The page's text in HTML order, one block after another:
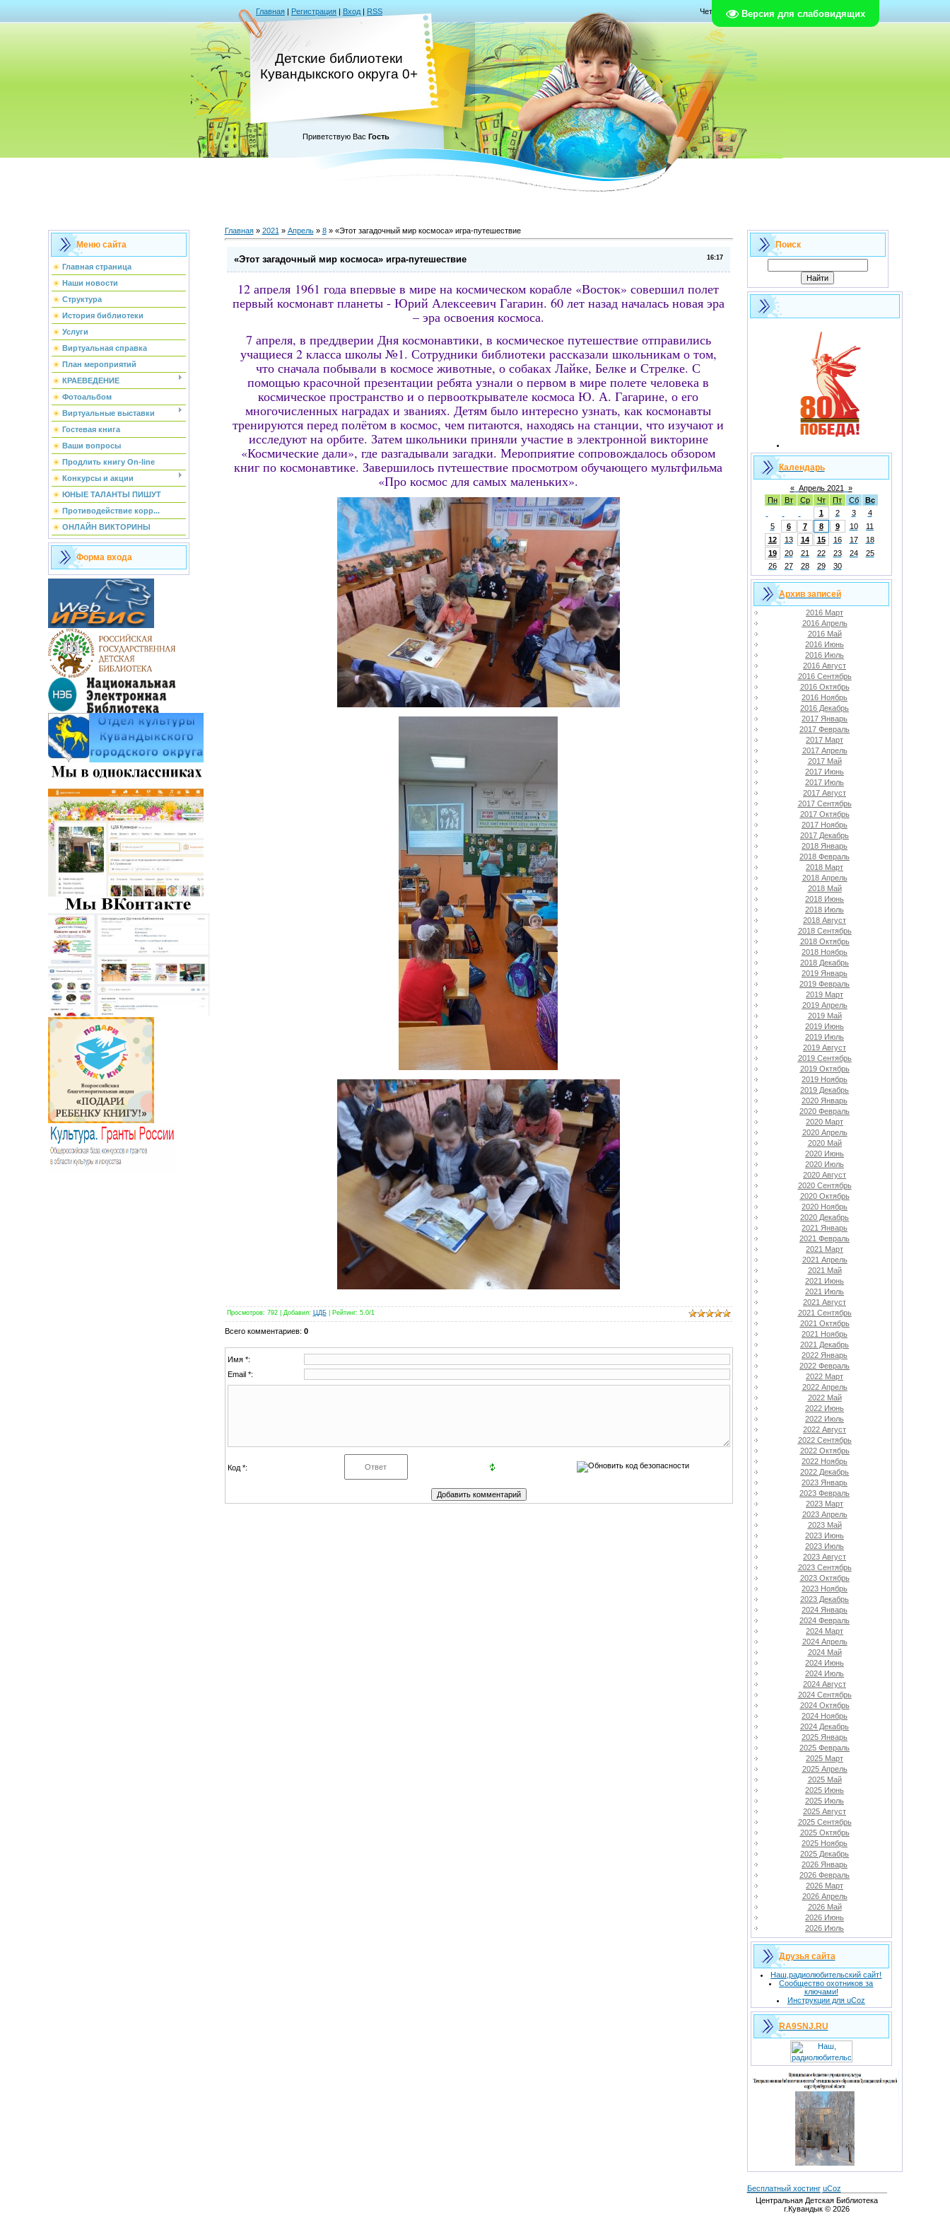
Версия для слабовидящих
Главная | Регистрация | Вход | RSS Четверг, 06.08.2026, 21:49
Детские библиотеки
Кувандыкского округа 0+
Приветствую Вас Гость
Меню сайта
Главная страница
Наши новости
Структура
История библиотеки
Услуги
Виртуальная справка
План мероприятий
КРАЕВЕДЕНИЕ
Фотоальбом
Виртуальные выставки
Гостевая книга
Ваши вопросы
Продлить книгу On-line
Конкурсы и акции
ЮНЫЕ ТАЛАНТЫ ПИШУТ
Противодействие корр...
ОНЛАЙН ВИКТОРИНЫ
Форма входа
Главная» 2021 » Апрель » 8» «Этот загадочный мир космоса» игра-путешествие
16:17
«Этот загадочный мир космоса» игра-путешествие
12 апреля 1961 года впервые в мире на космическом корабле «Восток» совершил полет
первый космонавт планеты - Юрий Алексеевич Гагарин. 60 лет назад началась новая эра
– эра освоения космоса.
7 апреля, в преддверии Дня космонавтики, в космическое путешествие отправились
учащиеся 2 класса школы №1. Сотрудники библиотеки рассказали школьникам о том,
что сначала побывали в космосе животные, о собаках Лайке, Белке и Стрелке. С
помощью красочной презентации ребята узнали о первом в мире полете человека в
космическое пространство и о первооткрывателе космоса Ю. А. Гагарине, о его
многочисленных наградах и званиях. Детям было интересно узнать, как космонавты
тренируются перед полётом в космос, чем питаются, находясь на станции, что изучают и
исследуют на орбите. Затем школьники приняли участие в электронной викторине
«Космические дали», где разгадывали загадки. Мероприятие сопровождалось обзором
книг по космонавтике. Завершилось путешествие просмотром обучающего мультфильма
«Про космос для самых маленьких».
Просмотров: 792 | Добавил: ЦДБ| Рейтинг: 5.0/1
Всего комментариев: 0
Имя *:
Email *:
Код *:
Поиск
Календарь
« Апрель 2021
»
Пн
Вт Ср Чт Пт Сб
Вс
1
2 3
4
5
6 7 8 9 10
11
12
13 14 15 16 17
18
19
20 21 22 23 24
25
26
27 28 29 30
Архив записей
2016 Март
2016 Апрель
2016 Май
2016 Июнь
2016 Июль
2016 Август
2016 Сентябрь
2016 Октябрь
2016 Ноябрь
2016 Декабрь
2017 Январь
2017 Февраль
2017 Март
2017 Апрель
2017 Май
2017 Июнь
2017 Июль
2017 Август
2017 Сентябрь
2017 Октябрь
2017 Ноябрь
2017 Декабрь
2018 Январь
2018 Февраль
2018 Март
2018 Апрель
2018 Май
2018 Июнь
2018 Июль
2018 Август
2018 Сентябрь
2018 Октябрь
2018 Ноябрь
2018 Декабрь
2019 Январь
2019 Февраль
2019 Март
2019 Апрель
2019 Май
2019 Июнь
2019 Июль
2019 Август
2019 Сентябрь
2019 Октябрь
2019 Ноябрь
2019 Декабрь
2020 Январь
2020 Февраль
2020 Март
2020 Апрель
2020 Май
2020 Июнь
2020 Июль
2020 Август
2020 Сентябрь
2020 Октябрь
2020 Ноябрь
2020 Декабрь
2021 Январь
2021 Февраль
2021 Март
2021 Апрель
2021 Май
2021 Июнь
2021 Июль
2021 Август
2021 Сентябрь
2021 Октябрь
2021 Ноябрь
2021 Декабрь
2022 Январь
2022 Февраль
2022 Март
2022 Апрель
2022 Май
2022 Июнь
2022 Июль
2022 Август
2022 Сентябрь
2022 Октябрь
2022 Ноябрь
2022 Декабрь
2023 Январь
2023 Февраль
2023 Март
2023 Апрель
2023 Май
2023 Июнь
2023 Июль
2023 Август
2023 Сентябрь
2023 Октябрь
2023 Ноябрь
2023 Декабрь
2024 Январь
2024 Февраль
2024 Март
2024 Апрель
2024 Май
2024 Июнь
2024 Июль
2024 Август
2024 Сентябрь
2024 Октябрь
2024 Ноябрь
2024 Декабрь
2025 Январь
2025 Февраль
2025 Март
2025 Апрель
2025 Май
2025 Июнь
2025 Июль
2025 Август
2025 Сентябрь
2025 Октябрь
2025 Ноябрь
2025 Декабрь
2026 Январь
2026 Февраль
2026 Март
2026 Апрель
2026 Май
2026 Июнь
2026 Июль
Друзья сайта
Наш,радиолюбительский сайт!
Сообщество охотников за
ключами!
Инструкции для uCoz
RA9SNJ.RU
Бесплатный хостинг uCoz
Центральная Детская Библиотека
г.Кувандык © 2026